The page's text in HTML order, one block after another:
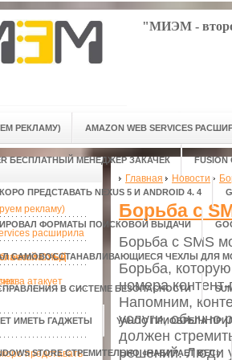
"МИЭМ -
РЕКЛАМУ) AMAZON WEB SERVICES
БЕСПЛАТНЫЙ МЕНЕДЖЕР ЗАКАЧЕК
ПРЕДСТАВАТЬ NEXUS 5 И ANDROID 4. 4
ФОРМАТЫ ПОИСКОВОЙ ВЫДАЧИ
САМОВОССТАНАВЛИВАЮЩИЕСЯ ЧЕХЛЫ ДЛЯ
В СИСТЕМЕ БЕЗОПАСНОСТИ
ИМЕТЬ ГАДЖЕТЫ YAHOO ПРИОБРЕЛА
STORE СТРЕМИТЕЛЬНО «НАБИРАЕТ ВЕС»
рекламу)
расширила
СУБД
бесплатный
атакует
представать
Главная Новости
Борьба с
Борьба с SMS
Борьба,
номера
Напомним,
услуги, обычно
должен
решений. Люди